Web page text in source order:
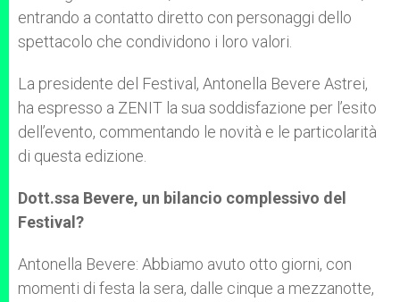
entrando a contatto diretto con personaggi dello
spettacolo che condividono i loro valori.
La presidente del Festival, Antonella Bevere Astrei,
ha espresso a ZENIT la sua soddisfazione per l’esito
dell’evento, commentando le novità e le particolarità
di questa edizione.
Dott.ssa Bevere, un bilancio complessivo del
Festival?
Antonella Bevere: Abbiamo avuto otto giorni, con
momenti di festa la sera, dalle cinque a mezzanotte,